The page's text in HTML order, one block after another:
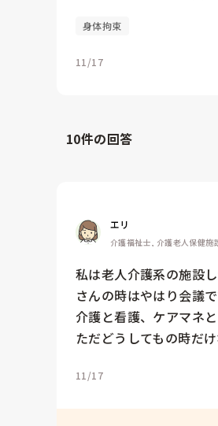
身体拘束
11/17
10件の回答
エリ
介護福祉士, 介護老人保健施
私は老人介護系の施設
さんの時はやはり会議
介護と看護、ケアマネ
ただどうしてもの時だ
11/17